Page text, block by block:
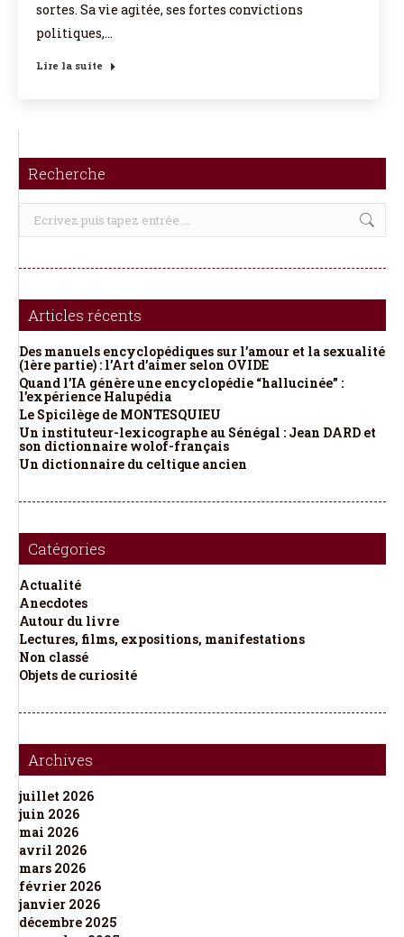
sortes. Sa vie agitée, ses fortes convictions
politiques,…
Lire la suite
Recherche
Recherche
Articles récents
Des manuels encyclopédiques sur l’amour et la sexualité
(1ère partie) : l’Art d’aimer selon OVIDE
Quand l’IA génère une encyclopédie “hallucinée” :
l’expérience Halupédia
Le Spicilège de MONTESQUIEU
Un instituteur-lexicographe au Sénégal : Jean DARD et
son dictionnaire wolof-français
Un dictionnaire du celtique ancien
Catégories
Actualité
Anecdotes
Autour du livre
Lectures, films, expositions, manifestations
Non classé
Objets de curiosité
Archives
juillet 2026
juin 2026
mai 2026
avril 2026
mars 2026
février 2026
janvier 2026
décembre 2025